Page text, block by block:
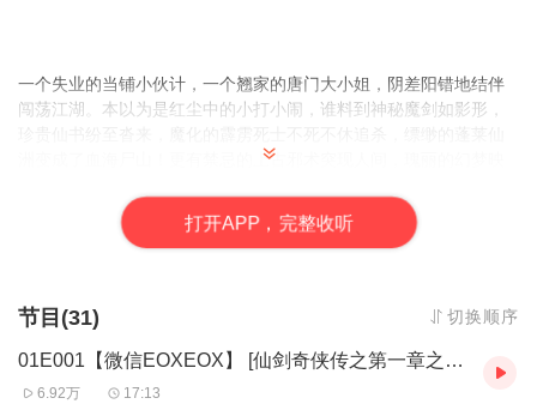
一个失业的当铺小伙计，一个翘家的唐门大小姐，阴差阳错地结伴
闯荡江湖。本以为是红尘中的小打小闹，谁料到神秘魔剑如影形，
洲变成了血海尸山！更有禁忌的上古邪术突现人间，瑰丽的幻梦映
妖、剑灵、心魔、景天、重楼
打开APP，完整收听
节目(31) 切换顺序
01E001【微信EOXEOX】 [仙剑奇侠传之第一章之寒窗宵语,未解三生迷-骆乐]
6.92万 17:13